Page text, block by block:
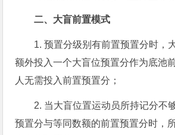
二、大盲前置模式
1. 预置分级别有前置预置分时，
额外投入一个大盲位预置分作为底池
人无需投入前置预置分；
2. 当大盲位置运动员所持记分不
预置分与等同数额的前置预置分时，